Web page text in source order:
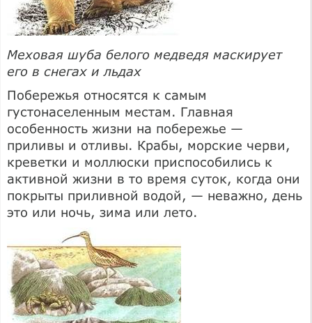
Меховая шуба белого медведя маскирует
его в снегах и льдах
Побережья относятся к самым
густонаселенным местам. Главная
особенность жизни на побережье —
приливы и отливы. Крабы, морские черви,
креветки и моллюски приспособились к
активной жизни в то время суток, когда они
покрыты приливной водой, — неважно, день
это или ночь, зима или лето.